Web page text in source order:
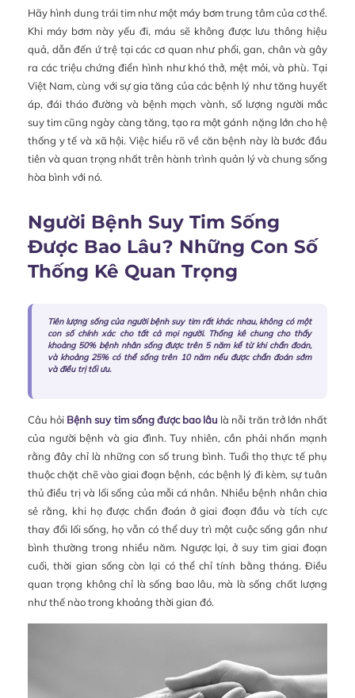
Hãy hình dung trái tim như một máy bơm trung tâm của cơ thể.
Khi máy bơm này yếu đi, máu sẽ không được lưu thông hiệu
quả, dẫn đến ứ trệ tại các cơ quan như phổi, gan, chân và gây
ra các triệu chứng điển hình như khó thở, mệt mỏi, và phù. Tại
Việt Nam, cùng với sự gia tăng của các bệnh lý như tăng huyết
áp, đái tháo đường và bệnh mạch vành, số lượng người mắc
suy tim cũng ngày càng tăng, tạo ra một gánh nặng lớn cho hệ
thống y tế và xã hội. Việc hiểu rõ về căn bệnh này là bước đầu
tiên và quan trọng nhất trên hành trình quản lý và chung sống
hòa bình với nó.
Người Bệnh Suy Tim Sống
Được Bao Lâu? Những Con Số
Thống Kê Quan Trọng
Tiên lượng sống của người bệnh suy tim rất khác nhau, không có một
con số chính xác cho tất cả mọi người. Thống kê chung cho thấy
khoảng 50% bệnh nhân sống được trên 5 năm kể từ khi chẩn đoán,
và khoảng 25% có thể sống trên 10 năm nếu được chẩn đoán sớm
và điều trị tối ưu.
Câu hỏi Bệnh suy tim sống được bao lâu là nỗi trăn trở lớn nhất
của người bệnh và gia đình. Tuy nhiên, cần phải nhấn mạnh
rằng đây chỉ là những con số trung bình. Tuổi thọ thực tế phụ
thuộc chặt chẽ vào giai đoạn bệnh, các bệnh lý đi kèm, sự tuân
thủ điều trị và lối sống của mỗi cá nhân. Nhiều bệnh nhân chia
sẻ rằng, khi họ được chẩn đoán ở giai đoạn đầu và tích cực
thay đổi lối sống, họ vẫn có thể duy trì một cuộc sống gần như
bình thường trong nhiều năm. Ngược lại, ở suy tim giai đoạn
cuối, thời gian sống còn lại có thể chỉ tính bằng tháng. Điều
quan trọng không chỉ là sống bao lâu, mà là sống chất lượng
như thế nào trong khoảng thời gian đó.